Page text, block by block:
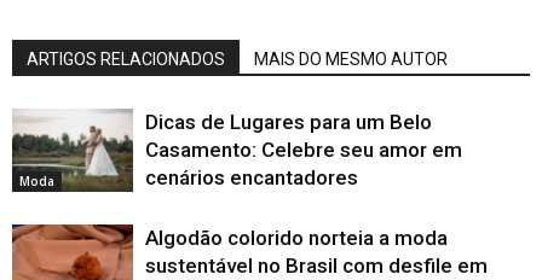
ARTIGOS RELACIONADOS MAIS DO MESMO AUTOR
Moda
Dicas de Lugares para um Belo
Casamento: Celebre seu amor em
cenários encantadores
Algodão colorido norteia a moda
sustentável no Brasil com desfile em